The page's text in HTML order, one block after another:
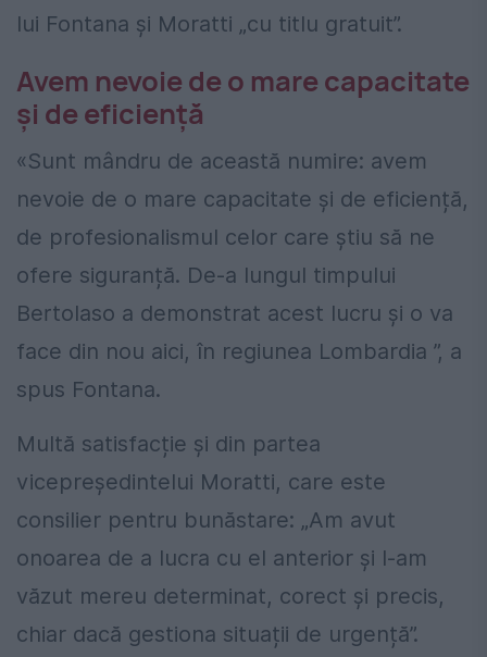
lui Fontana și Moratti „cu titlu gratuit”.
Avem nevoie de o mare capacitate
și de eficiență
«Sunt mândru de această numire: avem
nevoie de o mare capacitate și de eficiență,
de profesionalismul celor care știu să ne
ofere siguranță. De-a lungul timpului
Bertolaso a demonstrat acest lucru și o va
face din nou aici, în regiunea Lombardia ”, a
spus Fontana.
Multă satisfacție și din partea
vicepreședintelui Moratti, care este
consilier pentru bunăstare: „Am avut
onoarea de a lucra cu el anterior și l-am
văzut mereu determinat, corect și precis,
chiar dacă gestiona situații de urgență”.